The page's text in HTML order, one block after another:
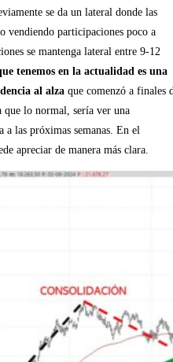
se da un lateral donde las
vendiendo participaciones poco a
se mantenga lateral entre 9-12
tenemos en la actualidad es una
al alza que comenzó a finales
que lo normal, sería ver una
a las próximas semanas. En el
apreciar de manera más clara.